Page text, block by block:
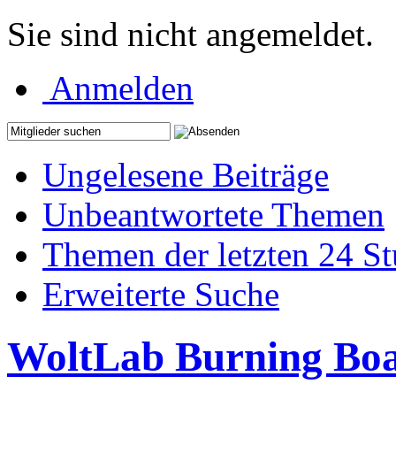
Sie sind nicht angemeldet.
Anmelden
Ungelesene Beiträge
Unbeantwortete Themen
Themen der letzten 24
Erweiterte Suche
WoltLab Burning